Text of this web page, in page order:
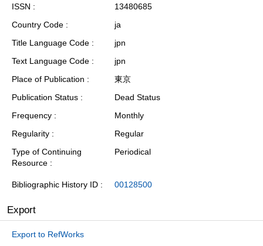
ISSN
13480685
Country Code
ja
Title Language Code
jpn
Text Language Code
jpn
Place of Publication
東京
Publication Status
Dead Status
Frequency
Monthly
Regularity
Regular
Type of Continuing
Resource
Periodical
Bibliographic History ID 00128500
Export
Export to RefWorks